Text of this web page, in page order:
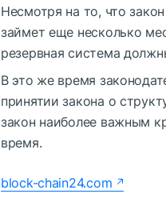
Несмотря на то, что
займет еще несколько
резервная система
В это же время
принятии закона о
закон наиболее важным
время.
block-chain24.com